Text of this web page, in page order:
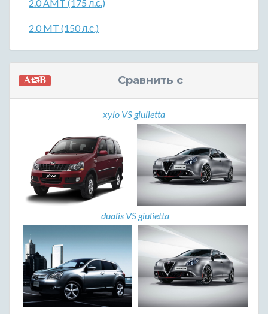
2.0 AMT (175 л.с.)
2.0 MT (150 л.с.)
Сравнить с
xylo VS giulietta
dualis VS giulietta